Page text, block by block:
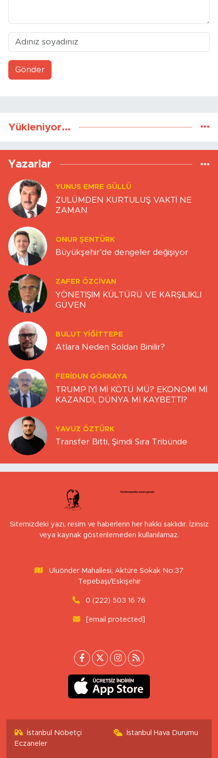
Gönder
Yükleniyor...
Yazarlar
YUNUS EMRE GÜLLÜ
ZULÜMDEN KURTULUŞ VAKTİ NE
ZAMAN
ONUR ŞENTÜRK
Büyükşehir’de dengeler değişiyor
ZAFER ÖZCIVAN
YÖNETİŞİM KÜLTÜRÜ VE KARŞILIKLI
GÜVEN
BULUT YİĞİTTEPE
Atlara Neden Soldan Binilir?
FERIDUN GÖKKAYA
TRUMP İYİ Mİ KÖTÜ MÜ? EKONOMİ Mİ
KAZANDI, DÜNYA MI KAYBETTİ?
YAVUZ ÖZTÜRK
Transfer Bitti, Şimdi Sıra Tribünde
Sitemizdeki yazı, resim ve haberlerin her hakkı saklıdır. İzinsiz
veya kaynak gösterilemeden kullanılamaz.
Uluönder Mahallesi, Aktüre Sokak No:37
Tepebaşı/Eskişehir
0 (222) 503 16 76
[email protected]
İstanbul Nöbetçi
Eczaneler
İstanbul Hava Durumu